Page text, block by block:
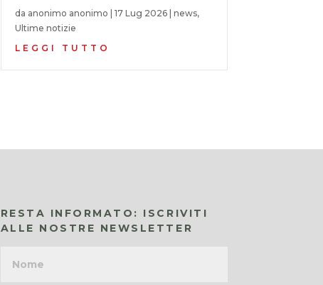
da anonimo anonimo 17 Lug 2026| news,
Ultime notizie
LEGGI TUTTO
RESTA INFORMATO: ISCRIVITI
ALLE NOSTRE NEWSLETTER